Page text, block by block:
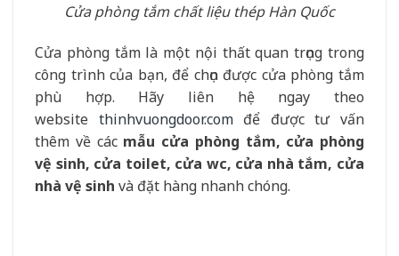
Cửa phòng tắm chất liệu thép Hàn Quốc
Cửa phòng tắm là một nội thất quan trọng trong
công trình của bạn, để chọn được cửa phòng tắm
phù hợp. Hãy liên hệ ngay theo
website thinhvuongdoor.comđể được tư vấn
thêm về các mẫu cửa phòng tắm, cửa phòng
vệ sinh, cửa toilet, cửa wc, cửa nhà tắm, cửa
nhà vệ sinh và đặt hàng nhanh chóng.